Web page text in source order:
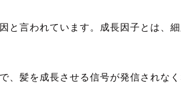
と言われています。成長因子とは、
、髪を成長させる信号が発信されなく